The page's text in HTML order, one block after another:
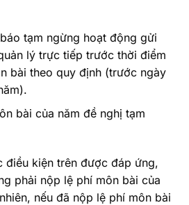
tạm ngừng hoạt động gửi
lý trực tiếp trước thời điểm
bài theo quy định (trước ngày
bài của năm đề nghị tạm
điều kiện trên được đáp ứng,
phải nộp lệ phí môn bài của
nếu đã nộp lệ phí môn bài